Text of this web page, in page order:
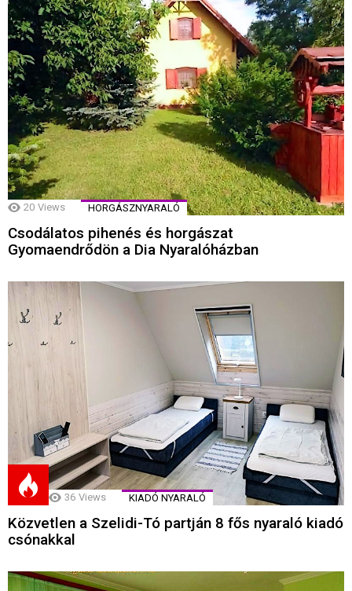
20 Views HORGÁSZNYARALÓ
Csodálatos pihenés és horgászat
Gyomaendrődön a Dia Nyaralóházban
36 Views KIADÓ NYARALÓ
Közvetlen a Szelidi-Tó partján 8 fős nyaraló kiadó
csónakkal